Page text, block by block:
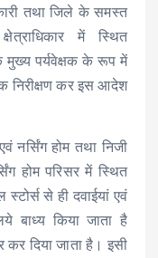
तथा जिले के समस्त
में स्थित
मुख्य पर्यवेक्षक के रूप में
निरीक्षण कर इस आदेश
नर्सिंग होम तथा निजी
होम परिसर में स्थित
से ही दवाईयां एवं
बाध्य किया जाता है
दिया जाता है। इसी